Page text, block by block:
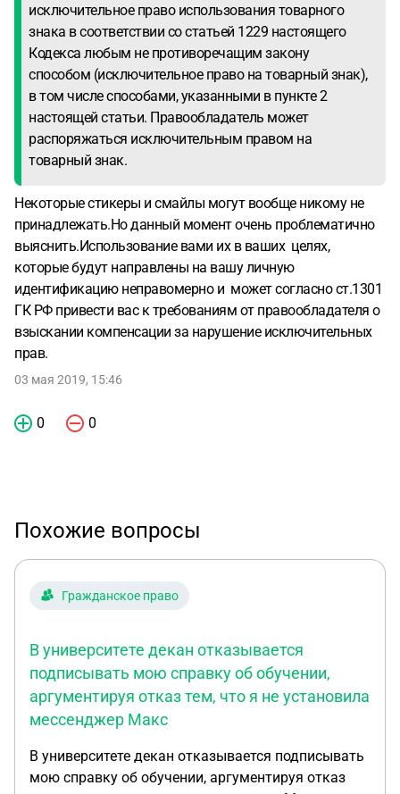
исключительное право использования товарного
знака в соответствии со статьей 1229 настоящего
Кодекса любым не противоречащим закону
способом (исключительное право на товарный знак),
в том числе способами, указанными в пункте 2
настоящей статьи. Правообладатель может
распоряжаться исключительным правом на
товарный знак.
Некоторые стикеры и смайлы могут вообще никому не
принадлежать.Но данный момент очень проблематично
выяснить.Использование вами их в ваших целях,
которые будут направлены на вашу личную
идентификацию неправомерно и может согласно ст.1301
ГК РФ привести вас к требованиям от правообладателя о
взыскании компенсации за нарушение исключительных
прав.
03 мая 2019, 15:46
0 0
Похожие вопросы
Гражданское право
В университете декан отказывается
подписывать мою справку об обучении,
аргументируя отказ тем, что я не установила
мессенджер Макс
В университете декан отказывается подписывать
мою справку об обучении, аргументируя отказ